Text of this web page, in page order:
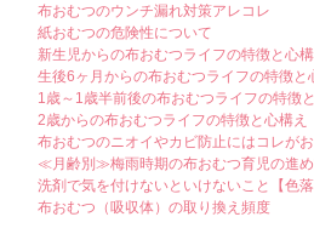
布おむつのウンチ漏れ対策アレコレ
紙おむつの危険性について
新生児からの布おむつライフの特徴と心構
生後6ヶ月からの布おむつライフの特徴と
1歳～1歳半前後の布おむつライフの特徴
2歳からの布おむつライフの特徴と心構え
布おむつのニオイやカビ防止にはコレがお
≪月齢別≫梅雨時期の布おむつ育児の進
洗剤で気を付けないといけないこと【色
布おむつ（吸収体）の取り換え頻度